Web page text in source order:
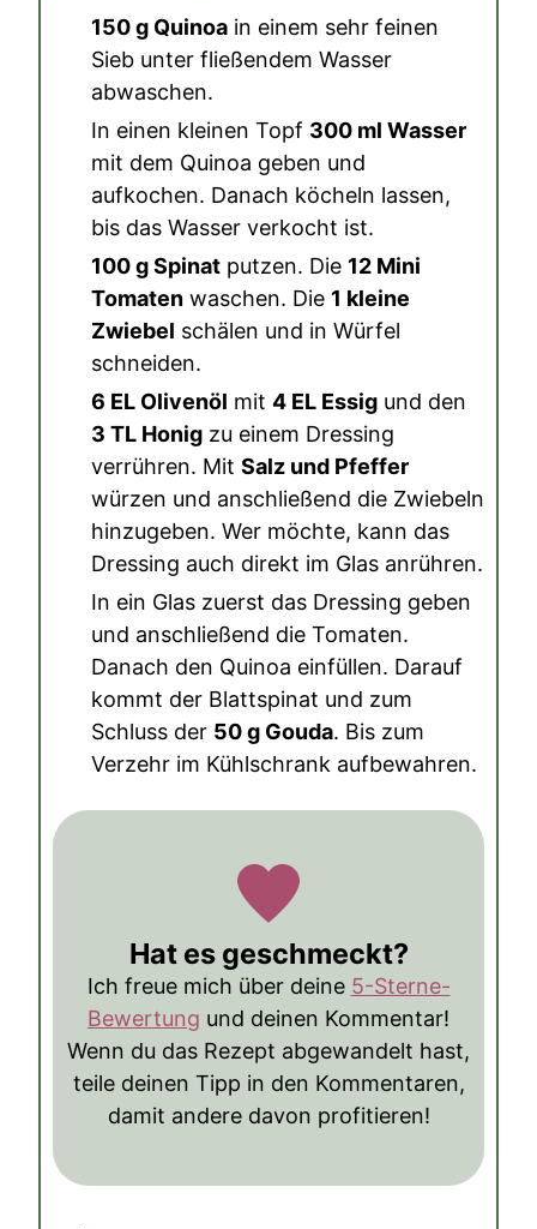
150 g Quinoa in einem sehr feinen
Sieb unter fließendem Wasser
abwaschen.
In einen kleinen Topf 300 ml Wasser
mit dem Quinoa geben und
aufkochen. Danach köcheln lassen,
bis das Wasser verkocht ist.
100 g Spinat putzen. Die 12 Mini
Tomaten waschen. Die 1 kleine
Zwiebel schälen und in Würfel
schneiden.
6 EL Olivenöl mit 4 EL Essig und den
3 TL Honig zu einem Dressing
verrühren. Mit Salz und Pfeffer
würzen und anschließend die Zwiebeln
hinzugeben. Wer möchte, kann das
Dressing auch direkt im Glas anrühren.
In ein Glas zuerst das Dressing geben
und anschließend die Tomaten.
Danach den Quinoa einfüllen. Darauf
kommt der Blattspinat und zum
Schluss der 50 g Gouda. Bis zum
Verzehr im Kühlschrank aufbewahren.
Hat es geschmeckt?
Ich freue mich über deine 5-Sterne-
Bewertung und deinen Kommentar!
Wenn du das Rezept abgewandelt hast,
teile deinen Tipp in den Kommentaren,
damit andere davon profitieren!